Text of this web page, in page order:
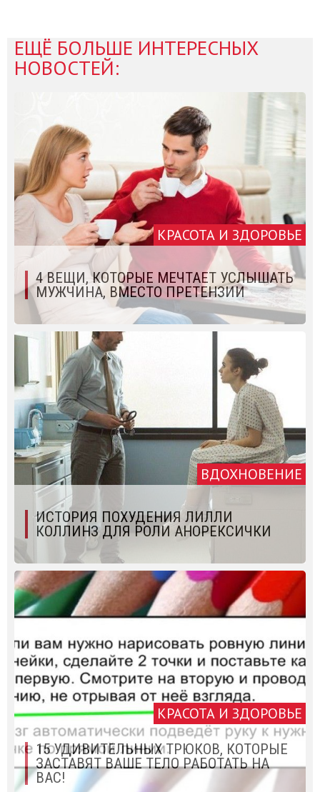
ЕЩЁ БОЛЬШЕ ИНТЕРЕСНЫХ
НОВОСТЕЙ:
КРАСОТА И ЗДОРОВЬЕ
​4 ВЕЩИ, КОТОРЫЕ МЕЧТАЕТ УСЛЫШАТЬ
МУЖЧИНА, ВМЕСТО ПРЕТЕНЗИИ
ВДОХНОВЕНИЕ
ИСТОРИЯ ПОХУДЕНИЯ ЛИЛЛИ
КОЛЛИНЗ ДЛЯ РОЛИ АНОРЕКСИЧКИ
КРАСОТА И ЗДОРОВЬЕ
15 УДИВИТЕЛЬНЫХ ТРЮКОВ, КОТОРЫЕ
ЗАСТАВЯТ ВАШЕ ТЕЛО РАБОТАТЬ НА
ВАС!